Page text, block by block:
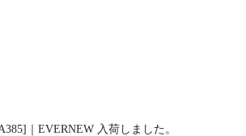
｜EVERNEW 入荷しました。